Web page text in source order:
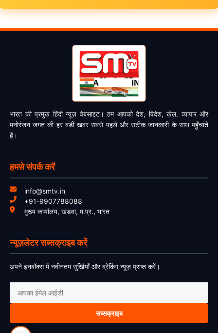
भारत की प्रमुख हिंदी न्यूज़ वेबसाइट। हम आपको देश, विदेश, खेल, व्यापार और
मनोरंजन जगत की हर बड़ी खबर सबसे पहले और सटीक जानकारी के साथ पहुँचाते
हैं।
हमसे संपर्क करें
info@smtv.in
+91-9907788088
मुख्य कार्यालय, खंडवा, म.प्र., भारत
न्यूज़लेटर सब्सक्राइब करें
अपने इनबॉक्स में नवीनतम सुर्खियाँ और ब्रेकिंग न्यूज़ प्राप्त करें।
सब्सक्राइब